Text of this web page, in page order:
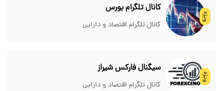
ویژه
کانال تلگرام بورس
کانال تلگرام اقتصاد و دارایی
ویژه
سیگنال فارکس شیراز
کانال تلگرام اقتصاد و دارایی